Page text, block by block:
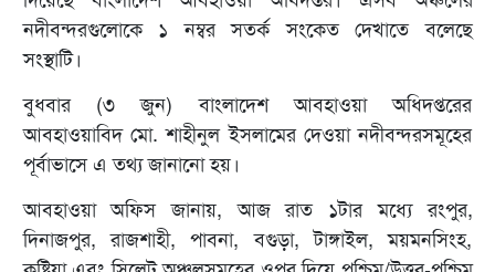
নদীবন্দরগুলোকে ১ নম্বর সতর্ক সংকেত দেখাতে বলেছে
সংস্থাটি।
বুধবার (৩ জুন) বাংলাদেশ আবহাওয়া অধিদপ্তরের
আবহাওয়াবিদ মো. শাহীনুল ইসলামের দেওয়া নদীবন্দরসমূহের
পূর্বাভাসে এ তথ্য জানানো হয়।
আবহাওয়া অফিস জানায়, আজ রাত ১টার মধ্যে রংপুর,
দিনাজপুর, রাজশাহী, পাবনা, বগুড়া, টাঙ্গাইল, ময়মনসিংহ,